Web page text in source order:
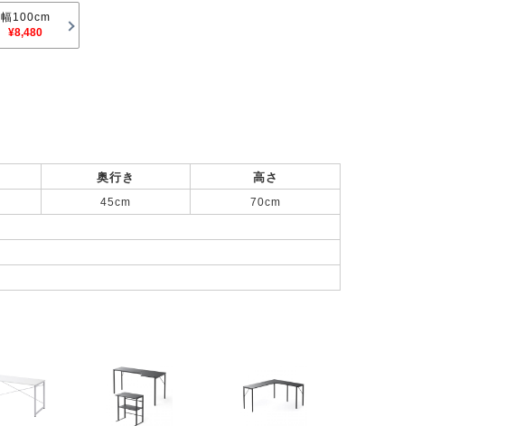
幅100cm
¥8,480
奥行き 高さ
45cm 70cm